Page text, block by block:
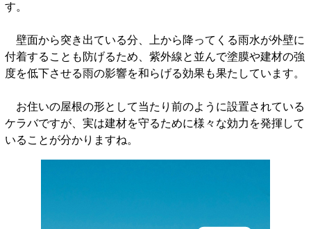
す。
壁面から突き出ている分、上から降ってくる雨水が外壁に
付着することも防げるため、紫外線と並んで塗膜や建材の強
度を低下させる雨の影響を和らげる効果も果たしています。
お住いの屋根の形として当たり前のように設置されている
ケラバですが、実は建材を守るために様々な効力を発揮して
いることが分かりますね。